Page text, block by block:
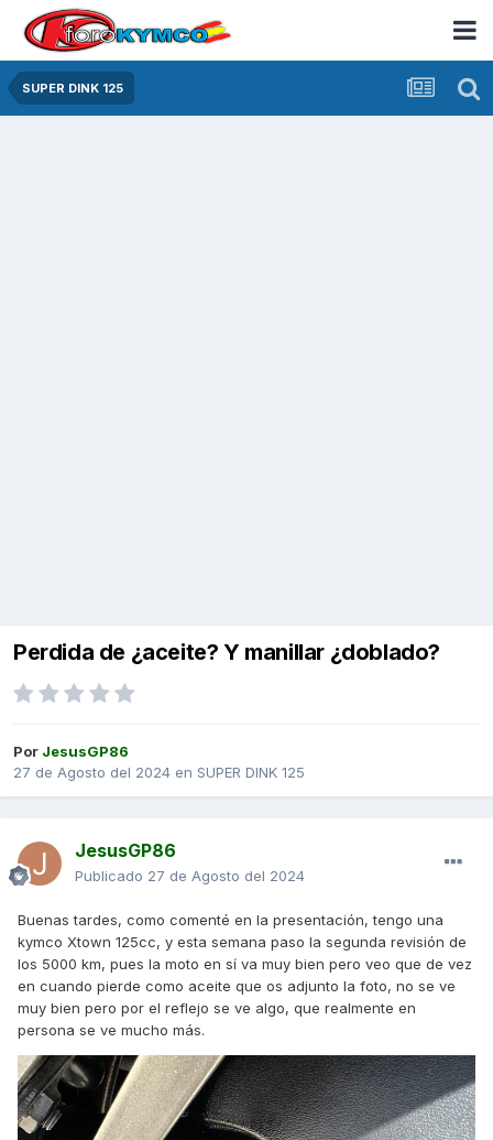
SUPER DINK 125
Perdida de ¿aceite? Y manillar ¿doblado?
Por JesusGP86
27 de Agosto del 2024 en SUPER DINK 125
JesusGP86
Publicado 27 de Agosto del 2024
Buenas tardes, como comenté en la presentación, tengo una
kymco Xtown 125cc, y esta semana paso la segunda revisión de
los 5000 km, pues la moto en sí va muy bien pero veo que de vez
en cuando pierde como aceite que os adjunto la foto, no se ve
muy bien pero por el reflejo se ve algo, que realmente en
persona se ve mucho más.